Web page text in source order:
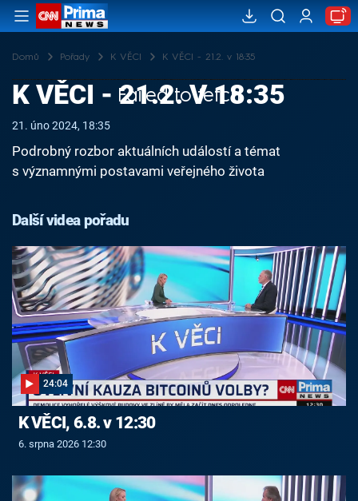
Domů Pořady K VĚCI K VĚCI - 21.2. v 18:35
Failed to fetch
K VĚCI - 21.2. V 18:35
21. úno 2024, 18:35
Podrobný rozbor aktuálních událostí a témat
s významnými postavami veřejného života
Další videa pořadu
24:04
K VĚCI, 6.8. v 12:30
6. srpna 2026 12:30